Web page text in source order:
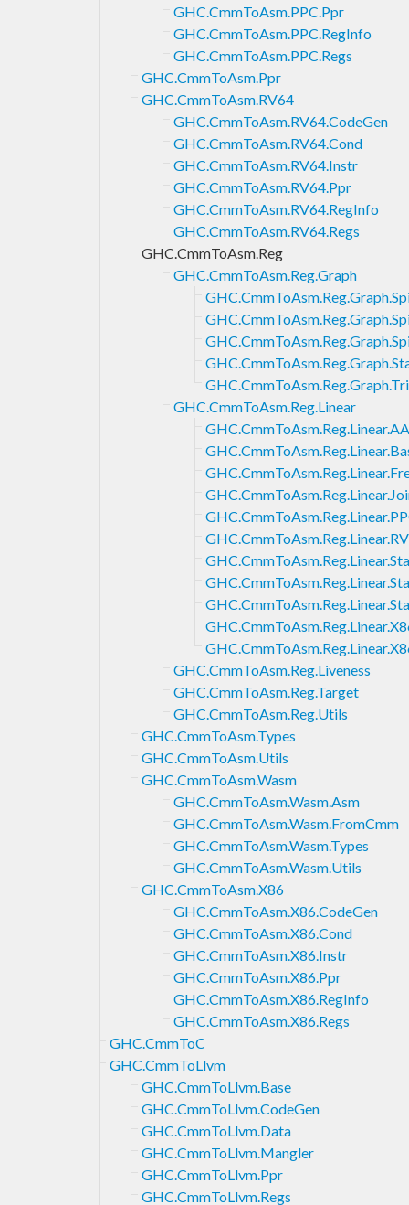
GHC.CmmToAsm.PPC.Ppr
GHC.CmmToAsm.PPC.RegInfo
GHC.CmmToAsm.PPC.Regs
GHC.CmmToAsm.Ppr
GHC.CmmToAsm.RV64
GHC.CmmToAsm.RV64.CodeGen
GHC.CmmToAsm.RV64.Cond
GHC.CmmToAsm.RV64.Instr
GHC.CmmToAsm.RV64.Ppr
GHC.CmmToAsm.RV64.RegInfo
GHC.CmmToAsm.RV64.Regs
GHC.CmmToAsm.Reg
GHC.CmmToAsm.Reg.Graph
GHC.CmmToAsm.Reg.Linear
GHC.CmmToAsm.Reg.Liveness
GHC.CmmToAsm.Reg.Target
GHC.CmmToAsm.Reg.Utils
GHC.CmmToAsm.Types
GHC.CmmToAsm.Utils
GHC.CmmToAsm.Wasm
GHC.CmmToAsm.Wasm.Asm
GHC.CmmToAsm.Wasm.FromCmm
GHC.CmmToAsm.Wasm.Types
GHC.CmmToAsm.Wasm.Utils
GHC.CmmToAsm.X86
GHC.CmmToAsm.X86.CodeGen
GHC.CmmToAsm.X86.Cond
GHC.CmmToAsm.X86.Instr
GHC.CmmToAsm.X86.Ppr
GHC.CmmToAsm.X86.RegInfo
GHC.CmmToAsm.X86.Regs
GHC.CmmToC
GHC.CmmToLlvm
GHC.CmmToLlvm.Base
GHC.CmmToLlvm.CodeGen
GHC.CmmToLlvm.Data
GHC.CmmToLlvm.Mangler
GHC.CmmToLlvm.Ppr
GHC.CmmToLlvm.Regs